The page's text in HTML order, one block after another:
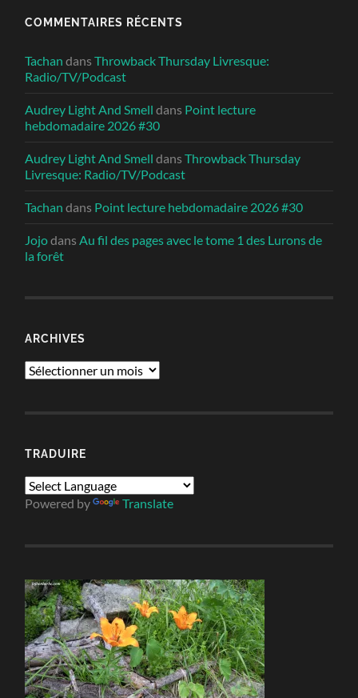
COMMENTAIRES RÉCENTS
Tachan dansThrowback Thursday Livresque:
Radio/TV/Podcast
Audrey Light And Smell dans Point lecture
hebdomadaire 2026 #30
Audrey Light And Smell dansThrowback Thursday
Livresque: Radio/TV/Podcast
Tachan dans Point lecture hebdomadaire 2026 #30
Jojodans Au fil des pages avec le tome 1 des Lurons de
la forêt
ARCHIVES
Archives
TRADUIRE
Powered by Translate